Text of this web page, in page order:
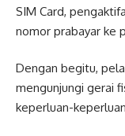
SIM Card,
nomor prabayar ke
Dengan begitu,
mengunjungi gerai
keperluan-